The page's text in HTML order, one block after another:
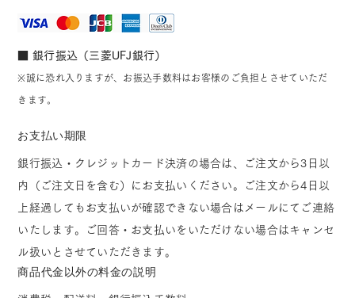
■ 銀行振込（三菱UFJ銀行）
※誠に恐れ入りますが、お振込手数料はお客様のご負担とさせていただ
きます。
お支払い期限
銀行振込・クレジットカード決済の場合は、ご注文から3日以
内（ご注文日を含む）にお支払いください。ご注文から4日以
上経過してもお支払いが確認できない場合はメールにてご連絡
いたします。ご回答・お支払いをいただけない場合はキャンセ
ル扱いとさせていただきます。
商品代金以外の料金の説明